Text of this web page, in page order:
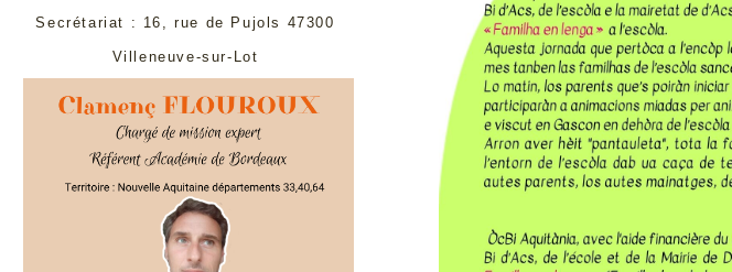
Secrétariat : 16, rue de Pujols 47300
Villeneuve-sur-Lot